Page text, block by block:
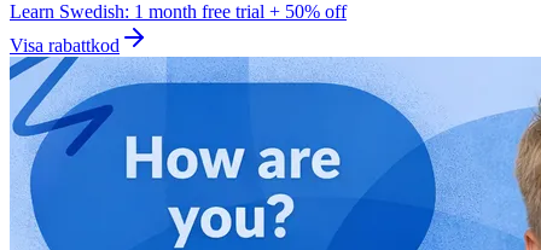
Learn Swedish: 1 month free trial + 50% off
Visa rabattkod